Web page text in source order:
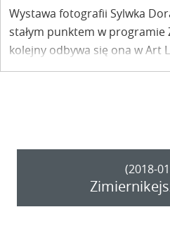
Wystawa fotografii Sylwka
stałym punktem w programie
kolejny odbywa się ona w Art
Knajpy Artystycznej. Co tym
(2018-